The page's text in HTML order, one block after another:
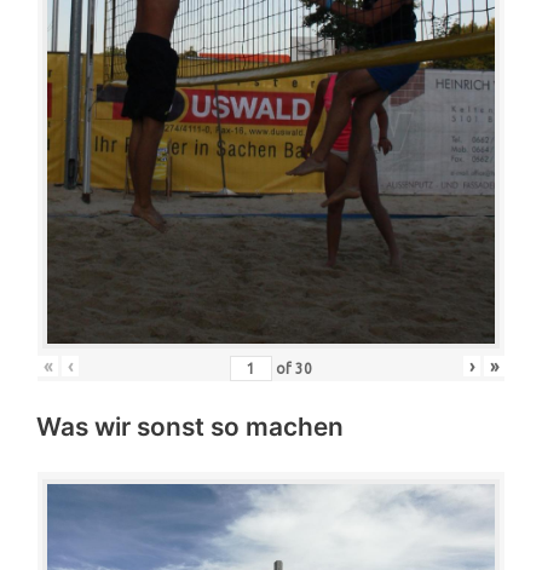
« ‹ of 30 › »
Was wir sonst so machen